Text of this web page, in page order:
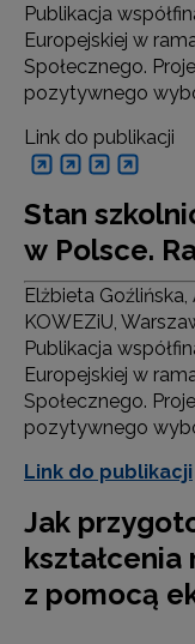
Publikacja
Europejskiej w
Społecznego.
pozytywnego
Link do publikacji
Stan
w Polsce.
Elżbieta
KOWEZiU,
Publikacja
Europejskiej w
Społecznego.
pozytywnego
Link do publikacji
Jak
kształcenia
z pomocą